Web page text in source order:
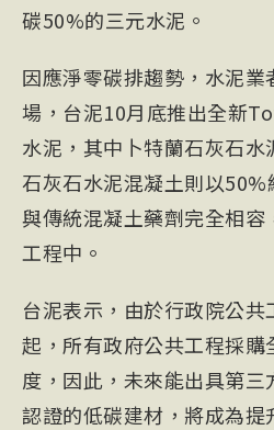
碳50%的三元水泥。
因應淨零碳排趨勢，水泥
場，台泥10月底推出全新
水泥，其中卜特蘭石灰石
石灰石水泥混凝土則以
與傳統混凝土藥劑完全相
工程中。
台泥表示，由於行政院公
起，所有政府公共工程採購
度，因此，未來能出具第
認證的低碳建材，將成為